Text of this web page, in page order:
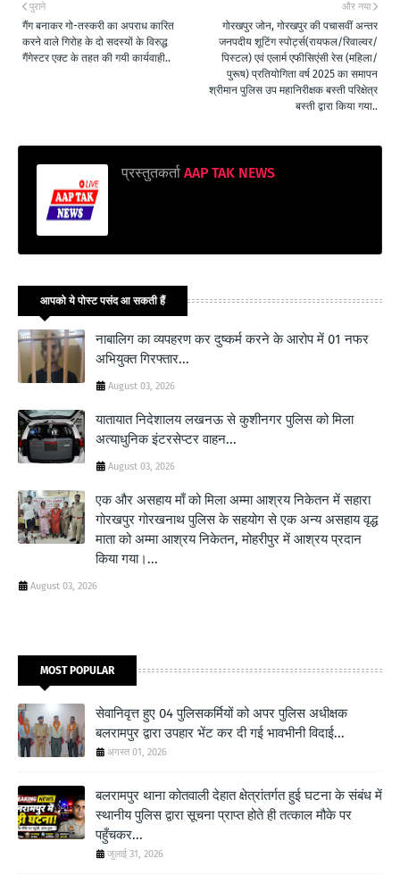
और नया
गोरखपुर जोन, गोरखपुर की पचासवीं अन्तर
जनपदीय शूटिंग स्पोर्ट्स(रायफल/रिवाल्वर/
पिस्टल) एवं एलार्म एफीसिएंसी रेस (महिला/
पुरूष) प्रतियोगिता वर्ष 2025 का समापन
श्रीमान पुलिस उप महानिरीक्षक बस्ती परिक्षेत्र
बस्ती द्वारा किया गया..
पुराने
गैंग बनाकर गो-तस्करी का अपराध कारित
करने वाले गिरोह के दो सदस्यों के विरुद्ध
गैंगेस्टर एक्ट के तहत की गयी कार्यवाही..
प्रस्तुतकर्ता AAP TAK NEWS
आपको ये पोस्ट पसंद आ सकती हैं
नाबालिग का व्यपहरण कर दुष्कर्म करने के आरोप में 01 नफर
अभियुक्त गिरफ्तार...
August 03, 2026
यातायात निदेशालय लखनऊ से कुशीनगर पुलिस को मिला
अत्याधुनिक इंटरसेप्टर वाहन...
August 03, 2026
एक और असहाय माँ को मिला अम्मा आश्रय निकेतन में सहारा
गोरखपुर गोरखनाथ पुलिस के सहयोग से एक अन्य असहाय वृद्ध
माता को अम्मा आश्रय निकेतन, मोहरीपुर में आश्रय प्रदान
किया गया।...
August 03, 2026
MOST POPULAR
सेवानिवृत्त हुए 04 पुलिसकर्मियों को अपर पुलिस अधीक्षक
बलरामपुर द्वारा उपहार भेंट कर दी गई भावभीनी विदाई...
अगस्त 01, 2026
बलरामपुर थाना कोतवाली देहात क्षेत्रांतर्गत हुई घटना के संबंध में
स्थानीय पुलिस द्वारा सूचना प्राप्त होते ही तत्काल मौके पर
पहुँचकर...
जुलाई 31, 2026